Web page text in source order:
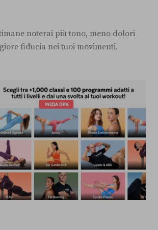
noterai più tono, meno dolori
fiducia nei tuoi movimenti.